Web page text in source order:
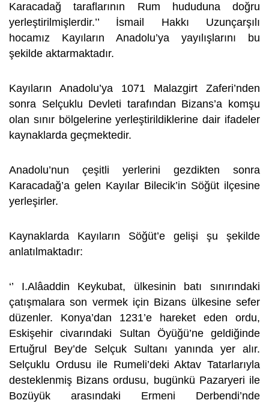
Karacadağ taraflarının Rum hududuna doğru
yerleştirilmişlerdir.’’ İsmail Hakkı Uzunçarşılı
hocamız Kayıların Anadolu’ya yayılışlarını bu
şekilde aktarmaktadır.
Kayıların Anadolu’ya 1071 Malazgirt Zaferi’nden
sonra Selçuklu Devleti tarafından Bizans’a komşu
olan sınır bölgelerine yerleştirildiklerine dair ifadeler
kaynaklarda geçmektedir.
Anadolu’nun çeşitli yerlerini gezdikten sonra
Karacadağ’a gelen Kayılar Bilecik’in Söğüt ilçesine
yerleşirler.
Kaynaklarda Kayıların Söğüt’e gelişi şu şekilde
anlatılmaktadır:
‘’ I.Alâaddin Keykubat, ülkesinin batı sınırındaki
çatışmalara son vermek için Bizans ülkesine sefer
düzenler. Konya’dan 1231’e hareket eden ordu,
Eskişehir civarındaki Sultan Öyüğü’ne geldiğinde
Ertuğrul Bey’de Selçuk Sultanı yanında yer alır.
Selçuklu Ordusu ile Rumeli’deki Aktav Tatarlarıyla
desteklenmiş Bizans ordusu, bugünkü Pazaryeri ile
Bozüyük arasındaki Ermeni Derbendi’nde